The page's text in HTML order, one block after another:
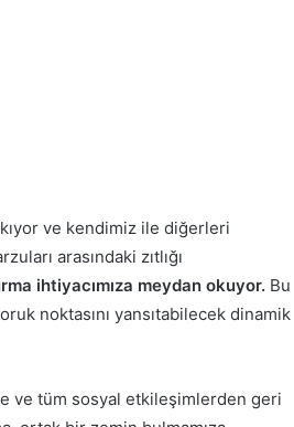
ve kendimiz ile diğerleri
arasındaki zıtlığı
ihtiyacımıza meydan okuyor. Bu
noktasını yansıtabilecek dinamik
ve tüm sosyal etkileşimlerden geri